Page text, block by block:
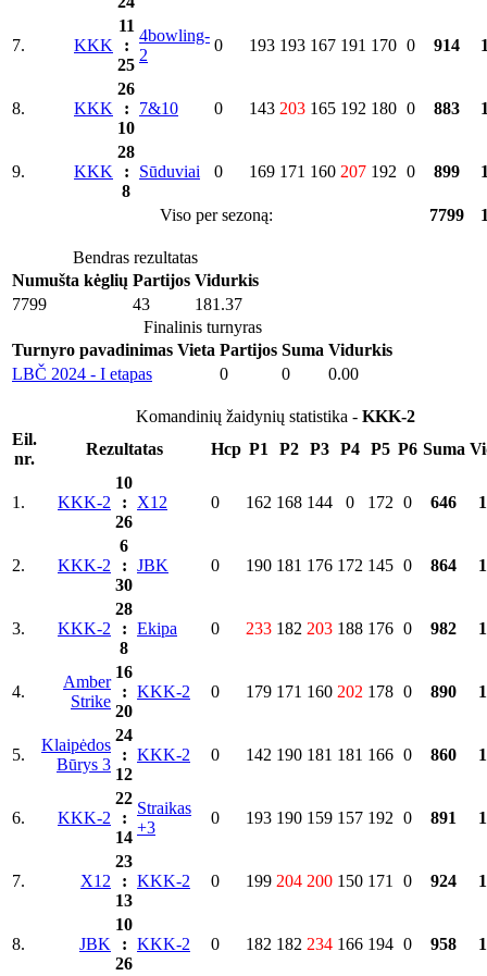
7. KKK
11
:
25
4bowling-
2
0 193 193 167 191 170 0 914
8. KKK
26
:
10
7&10 0 143 203 165 192 180 0 883
9. KKK
28
:
8
Sūduviai 0 169 171 160 207 192 0 899
Viso per sezoną: 7799
Bendras rezultatas
Numušta kėglių Partijos Vidurkis
7799
43
181.37
Finalinis turnyras
Turnyro pavadinimas Vieta Partijos Suma Vidurkis
LBČ 2024 - I etapas
0 0 0.00
Komandinių žaidynių statistika - KKK-2
Eil.
nr.
Rezultatas Hcp P1 P2 P3 P4 P5 P6 Suma
1. KKK-2
10
:
26
X12 0 162 168 144 0 172 0 646
2. KKK-2
6
:
30
JBK 0 190 181 176 172 145 0 864
3. KKK-2
28
:
8
Ekipa 0 233 182 203 188 176 0 982
4.
Amber
Strike
16
:
20
KKK-2 0 179 171 160 202 178 0 890
5.
Klaipėdos
Būrys 3
24
:
12
KKK-2 0 142 190 181 181 166 0 860
6. KKK-2
22
:
14
Straikas
+3
0 193 190 159 157 192 0 891
7. X12
23
:
13
KKK-2 0 199 204 200 150 171 0 924
8. JBK
10
:
26
KKK-2 0 182 182 234 166 194 0 958